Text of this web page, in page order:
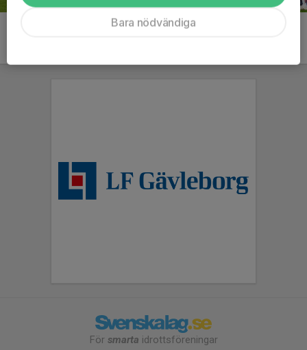
För smarta idrottsföreningar
Bara nödvändiga